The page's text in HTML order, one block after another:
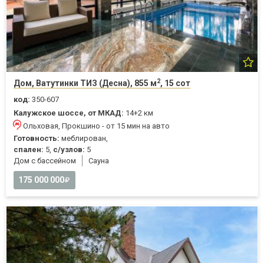
Дом, Ватутинки ТИЗ (Десна), 855 м2, 15 сот
код: 350-607
Калужское шоссе, от МКАД: 14+2 км
Ольховая, Прокшино - от 15 мин на авто
Готовность: меблирован,
спален: 5, с/узлов: 5
Дом с бассейном
Cауна
175 000 000